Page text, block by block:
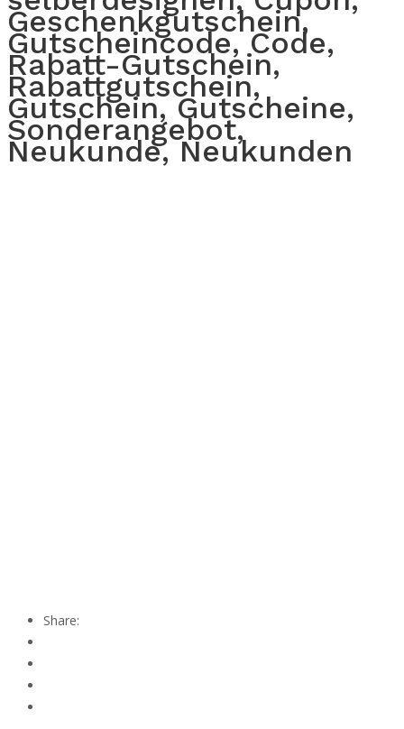
Geschenkgutschein,
Gutscheincode, Code,
Rabatt-Gutschein,
Rabattgutschein,
Gutschein, Gutscheine,
Sonderangebot,
Neukunde, Neukunden
Share: